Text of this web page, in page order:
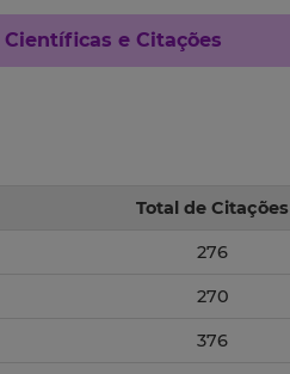
Científicas e Citações
Total de Citações
276
270
376